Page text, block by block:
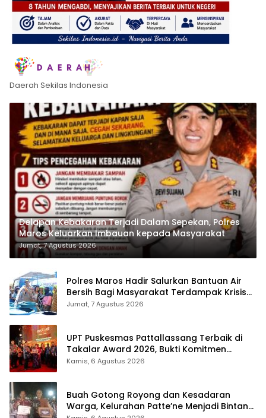
Daerah Sekilas Indonesia
Delapan Kebakaran Terjadi Dalam Sepekan, Polres
Maros Keluarkan Imbauan kepada Masyarakat
Jumat, 7 Agustus 2026
Polres Maros Hadir Salurkan Bantuan Air
Bersih Bagi Masyarakat Terdampak Krisis
Air Bersih Di Maros
Jumat, 7 Agustus 2026
UPT Puskesmas Pattallassang Terbaik di
Takalar Award 2026, Bukti Komitmen
Hadirkan Pelayanan Kesehatan Berkualitas
Kamis, 6 Agustus 2026
Buah Gotong Royong dan Kesadaran
Warga, Kelurahan Patte’ne Menjadi Bintang